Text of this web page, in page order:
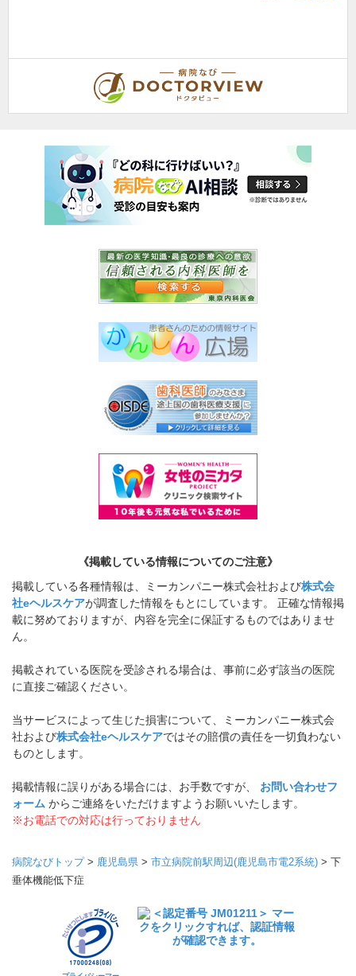
《掲載している情報についてのご注意》
掲載している各種情報は、ミーカンパニー株式会社および株式会
社eヘルスケアが調査した情報をもとにしています。 正確な情報掲
載に努めておりますが、内容を完全に保証するものではありませ
ん。
掲載されている医院を受診される場合は、事前に必ず該当の医院
に直接ご確認ください。
当サービスによって生じた損害について、ミーカンパニー株式会
社および株式会社eヘルスケアではその賠償の責任を一切負わない
ものとします。
掲載情報に誤りがある場合には、お手数ですが、 お問い合わせフ
ォーム からご連絡をいただけますようお願いいたします。
※お電話での対応は行っておりません
病院なびトップ> 鹿児島県 > 市立病院前駅周辺(鹿児島市電2系統) > 下
垂体機能低下症